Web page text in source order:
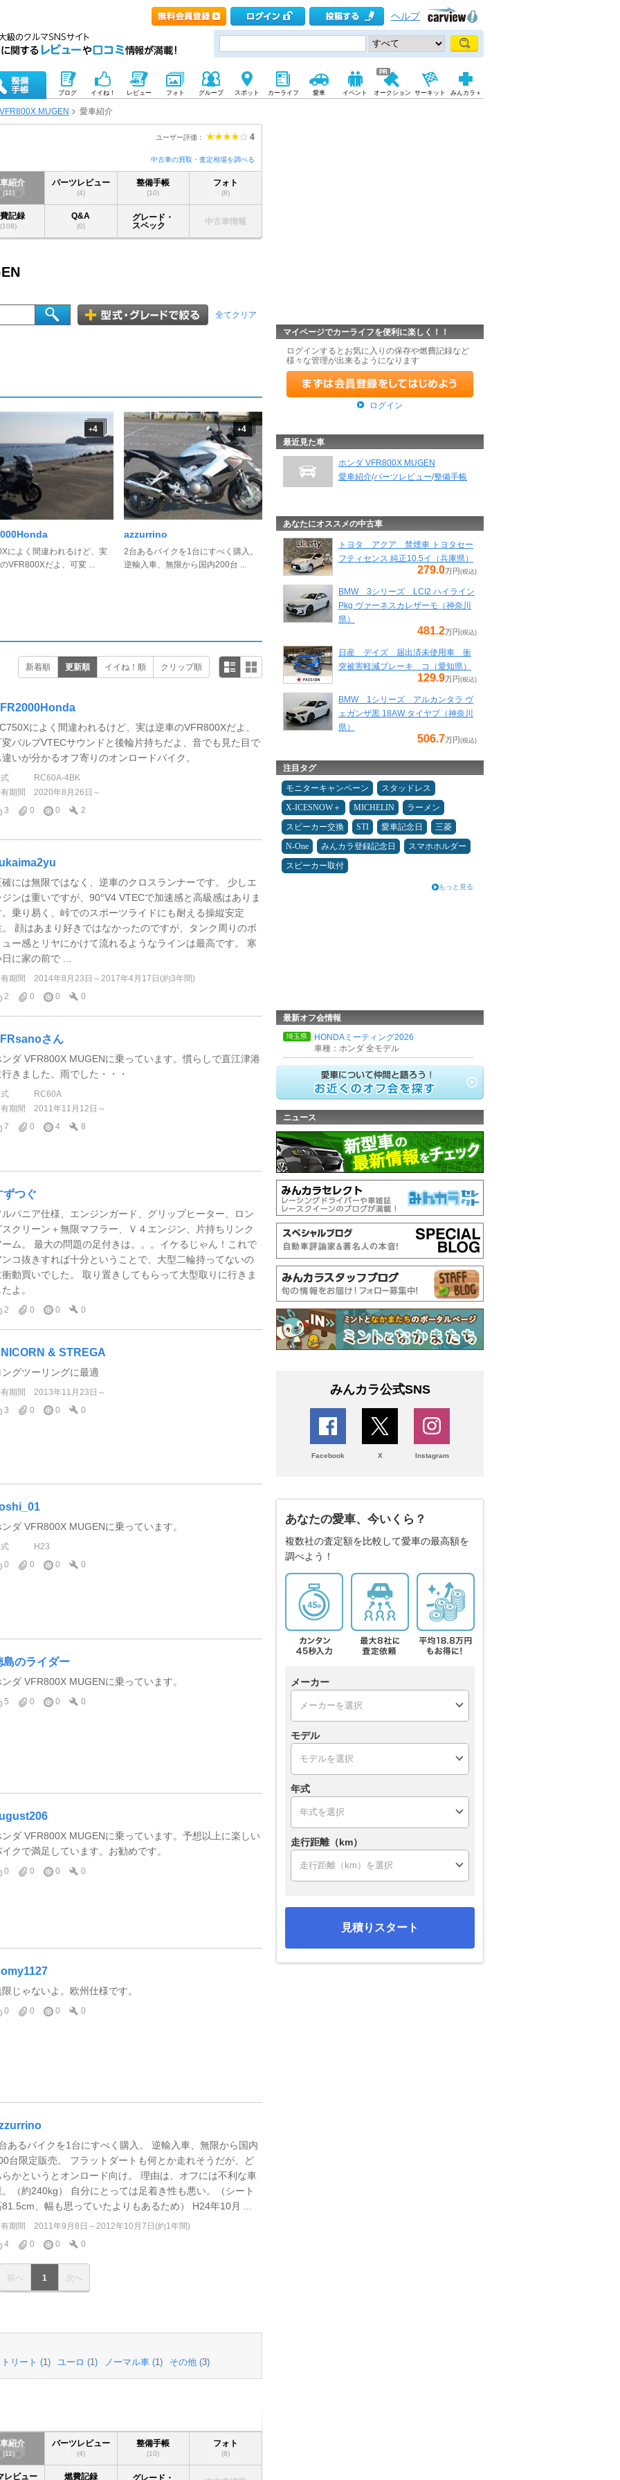
ヘルプ
ブログ イイね！ レビュー フォト グループ スポット カーライフ 愛車 イベント オークション サーキット みんカラ＋
VFR800X MUGEN 愛車紹介
ユーザー評価： 4
中古車の買取・査定相場を調べる
紹介
(11)
パーツレビュー
(4)
整備手帳
(10)
フォト
(8)
記録
(108)
Q&A
(0)
グレード・
スペック
中古車情報
全てクリア
+4
によく間違われるけど、実
VFR800Xだよ、可変 ...
+4
azzurrino
2台あるバイクを1台にすべく購入。
逆輸入車、無限から国内200台 ...
新着順 更新順 イイね！順 クリップ順
によく間違われるけど、実は逆車のVFR800Xだよ、
変バルブVTECサウンドと後輪片持ちだよ、音でも見た目で
違いが分かるオフ寄りのオンロードバイク。
RC60A-4BK
期間
2020年8月26日～
3
0 0 2
確には無限ではなく、逆車のクロスランナーです。 少しエ
ジンは重いですが、90°V4 VTECで加速感と高級感はありま
。乗り易く、峠でのスポーツライドにも耐える操縦安定
。 顔はあまり好きではなかったのですが、タンク周りのボ
ュー感とリヤにかけて流れるようなラインは最高です。 寒
に家の前で ...
期間
2014年8月23日～2017年4月17日(約3年間)
2
0 0 0
さん
ンダ VFR800X MUGENに乗っています。慣らしで直江津港
行きました。雨でした・・・
RC60A
期間
2011年11月12日～
7
0 4 8
ずつぐ
ルパニア仕様、エンジンガード、グリップヒーター、ロン
スクリーン＋無限マフラー、Ｖ４エンジン、片持ちリンク
ーム。 最大の問題の足付きは。。。イケるじゃん！これで
ンコ抜きすれば十分ということで、大型二輪持ってないの
衝動買いでした。 取り置きしてもらって大型取りに行きま
よ。
2 0 0 0
& STREGA
ングツーリングに最適
期間
2013年11月23日～
3
0 0 0
ンダ VFR800X MUGENに乗っています。
H23
0
0 0 0
島のライダー
ンダ VFR800X MUGENに乗っています。
5 0 0 0
ンダ VFR800X MUGENに乗っています。予想以上に楽しい
イクで満足しています。お勧めです。
0 0 0 0
じゃないよ。欧州仕様です。
0 0 0 0
あるバイクを1台にすべく購入。 逆輸入車、無限から国内
台限定販売。 フラットダートも何とか走れそうだが、ど
らかというとオンロード向け。 理由は、オフには不利な車
。（約240kg） 自分にとっては足着き性も悪い。（シート
81.5cm、幅も思っていたよりもあるため） H24年10月 ...
期間
2011年9月8日～2012年10月7日(約1年間)
4
0 0 0
前へ 1 次へ
リート (1) ユーロ (1) ノーマル車 (1) その他 (3)
紹介
(11)
パーツレビュー
(4)
整備手帳
(10)
フォト
(8)
レビュー 燃費記録 グレード・
マイページでカーライフを便利に楽しく！！
ログインするとお気に入りの保存や燃費記録など
様々な管理が出来るようになります
ログイン
最近見た車
ホンダ VFR800X MUGEN
愛車紹介/パーツレビュー/整備手帳
あなたにオススメの中古車
トヨタ アクア 禁煙車 トヨタセー
フティセンス 純正10.5イ（兵庫県）
279.0万円 (税込)
BMW 3シリーズ LCI2 ハイライン
Pkg ヴァーネスカレザーモ（神奈川
県）
481.2万円 (税込)
日産 デイズ 届出済未使用車 衝
突被害軽減ブレーキ コ（愛知県）
129.9万円 (税込)
BMW 1シリーズ アルカンタラ ヴ
ェガンザ黒 18AW タイヤプ（神奈川
県）
506.7万円 (税込)
注目タグ
モニターキャンペーン
スタッドレス
X-ICESNOW＋
MICHELIN
ラーメン
スピーカー交換
STI 愛車記念日
三菱
N-One
みんカラ登録記念日
スマホホルダー
スピーカー取付
もっと見る
最新オフ会情報
埼玉県
HONDAミーティング2026
車種：ホンダ 全モデル
ニュース
みんカラ公式SNS
Facebook X Instagram
あなたの愛車、今いくら？
複数社の査定額を比較して愛車の最高額を
調べよう！
メーカー
モデル
年式
走行距離（km）
見積りスタート